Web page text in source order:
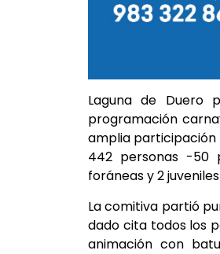
Laguna de
programación
amplia participación
442 personas -50
foráneas y 2
La comitiva partió
dado cita todos los
animación con